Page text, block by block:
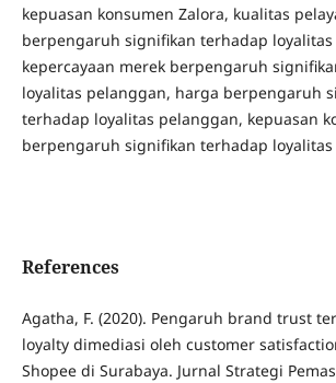
kepuasan konsumen Zalora, kualitas
berpengaruh signifikan terhadap
kepercayaan merek berpengaruh
loyalitas pelanggan, harga berpengaruh
terhadap loyalitas pelanggan, kepuasan
berpengaruh signifikan terhadap
References
Agatha, F. (2020). Pengaruh brand trust
loyalty dimediasi oleh customer
Shopee di Surabaya. Jurnal Strategi